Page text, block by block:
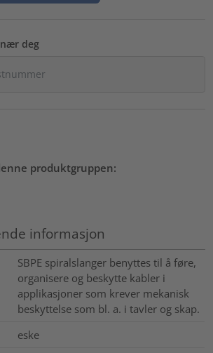
deg
produktgruppen:
informasjon
SBPE spiralslanger benyttes til å føre,
organisere og beskytte kabler i
applikasjoner som krever mekanisk
beskyttelse som bl. a. i tavler og skap.
eske